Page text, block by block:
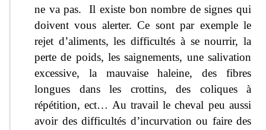
ne va pas. Il existe bon nombre de signes qui
doivent vous alerter. Ce sont par exemple le
rejet d’aliments, les difficultés à se nourrir, la
perte de poids, les saignements, une salivation
excessive, la mauvaise haleine, des fibres
longues dans les crottins, des coliques à
répétition, ect… Au travail le cheval peu aussi
avoir des difficultés d’incurvation ou faire des